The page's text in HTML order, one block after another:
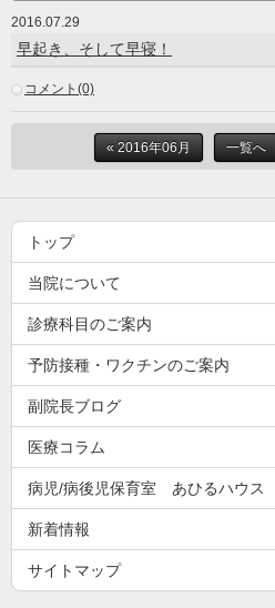
2016.07.29
早起き、そして早寝！
コメント(0)
« 2016年06月 一覧へ
トップ
当院について
診療科目のご案内
予防接種・ワクチンのご案内
副院長ブログ
医療コラム
病児/病後児保育室 あひるハウス
新着情報
サイトマップ